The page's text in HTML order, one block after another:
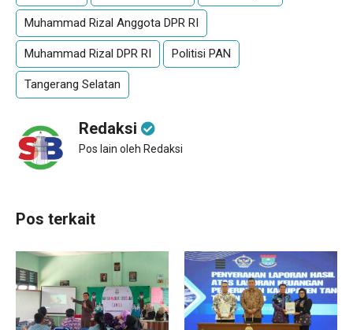
Muhammad Rizal Anggota DPR RI
Muhammad Rizal DPR RI Politisi PAN
Tangerang Selatan
Redaksi
Pos lain oleh Redaksi
Pos terkait